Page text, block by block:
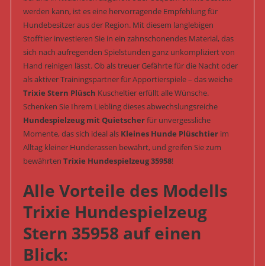
werden kann, ist es eine hervorragende Empfehlung für
Hundebesitzer aus der Region. Mit diesem langlebigen
Stofftier investieren Sie in ein zahnschonendes Material, das
sich nach aufregenden Spielstunden ganz unkompliziert von
Hand reinigen lässt. Ob als treuer Gefährte für die Nacht oder
als aktiver Trainingspartner für Apportierspiele – das weiche
Trixie Stern Plüsch Kuscheltier erfüllt alle Wünsche.
Schenken Sie Ihrem Liebling dieses abwechslungsreiche
Hundespielzeug mit Quietscherfür unvergessliche
Momente, das sich ideal als Kleines Hunde Plüschtierim
Alltag kleiner Hunderassen bewährt, und greifen Sie zum
bewährten Trixie Hundespielzeug 35958!
Alle Vorteile des Modells
Trixie Hundespielzeug
Stern 35958 auf einen
Blick: